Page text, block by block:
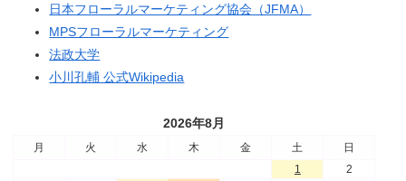
日本フローラルマーケティング協会（JFMA）
MPSフローラルマーケティング
法政大学
小川孔輔 公式Wikipedia
2026年8月
月 火 水 木 金 土
日
1
2